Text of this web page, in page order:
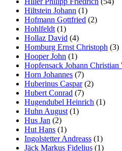
Hiltstein Johann (1)
Hofmann Gottfried (2)
Hohlfeldt (1)
Hollaz David (4)
Homburg Ernst Christoph (3)
Hooper John (1)
Hopfensack Johann
Horn Johannes (7)
Huberinus Caspar(2)
Hubert Conrad (7)
Hugendubel Heinrich (1)
Huhn August (1)
Hus Jan (2)
Hut Hans (1)
Ingolstetter Andreass (1)
Jäck Markus Fidelius (1)